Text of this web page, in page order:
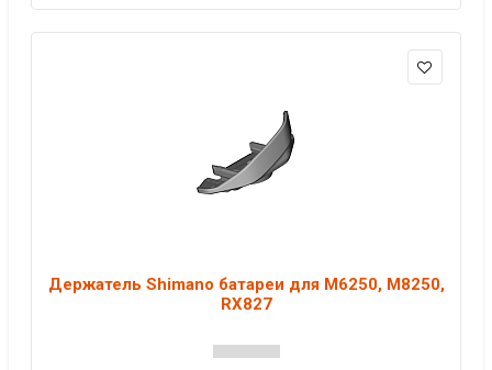
Держатель Shimano батареи для M6250, M8250,
RX827